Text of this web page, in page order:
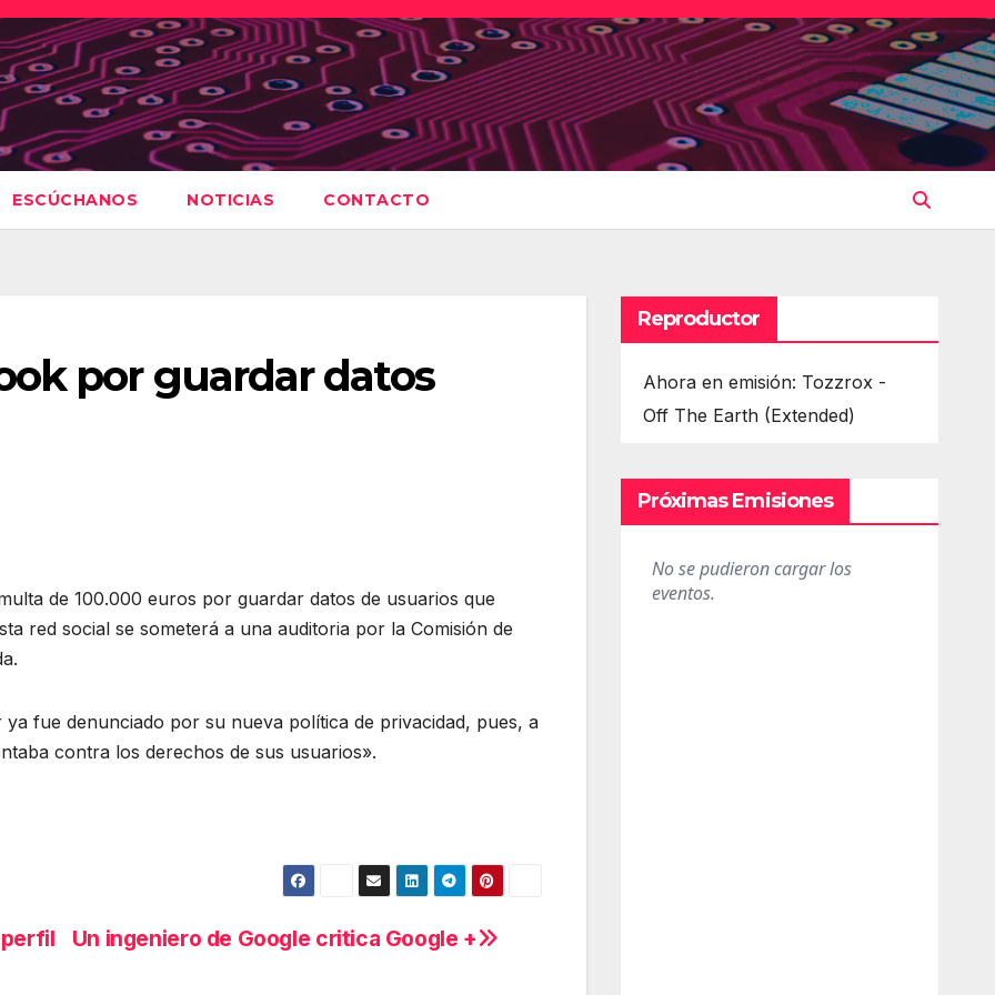
ESCÚCHANOS NOTICIAS CONTACTO
por guardar datos
de 100.000 euros por guardar datos de usuarios que
red social se someterá a una auditoria por la Comisión de
fue denunciado por su nueva política de privacidad, pues, a
contra los derechos de sus usuarios».
Un ingeniero de Google critica Google +
Reproductor
Ahora en emisión: Tozzrox -
Off The Earth (Extended)
Próximas Emisiones